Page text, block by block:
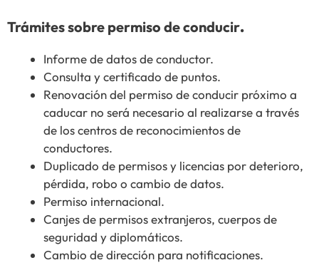
Trámites sobre permiso de conducir.
Informe de datos de conductor.
Consulta y certificado de puntos.
Renovación del permiso de conducir próximo a
caducar no será necesario al realizarse a través
de los centros de reconocimientos de
conductores.
Duplicado de permisos y licencias por deterioro,
pérdida, robo o cambio de datos.
Permiso internacional.
Canjes de permisos extranjeros, cuerpos de
seguridad y diplomáticos.
Cambio de dirección para notificaciones.